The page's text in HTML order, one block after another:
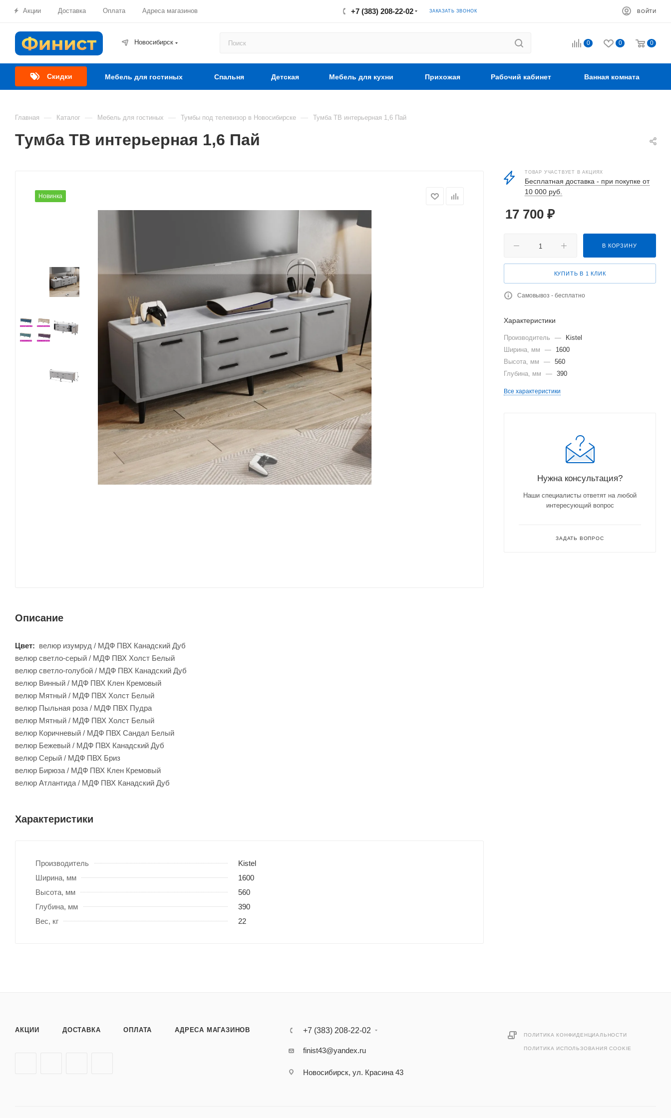
Акции Доставка Оплата Адреса магазинов +7 (383) 208-22-02 ЗАКАЗАТЬ ЗВОНОК ВОЙТИ
Новосибирск 0 0 0
Скидки Мебель для гостиных Спальня Детская Мебель для кухни Прихожая Рабочий кабинет Ванная комната
Главная — Каталог — Мебель для гостиных — Тумбы под телевизор в Новосибирске — Тумба ТВ интерьерная 1,6 Пай
Тумба ТВ интерьерная 1,6 Пай
Новинка
Описание
Цвет: велюр изумруд / МДФ ПВХ Канадский Дуб
велюр светло-серый / МДФ ПВХ Холст Белый
велюр светло-голубой / МДФ ПВХ Канадский Дуб
велюр Винный / МДФ ПВХ Клен Кремовый
велюр Мятный / МДФ ПВХ Холст Белый
велюр Пыльная роза / МДФ ПВХ Пудра
велюр Мятный / МДФ ПВХ Холст Белый
велюр Коричневый / МДФ ПВХ Сандал Белый
велюр Бежевый / МДФ ПВХ Канадский Дуб
велюр Серый / МДФ ПВХ Бриз
велюр Бирюза / МДФ ПВХ Клен Кремовый
велюр Атлантида / МДФ ПВХ Канадский Дуб
Характеристики
Производитель
Kistel
Ширина, мм
1600
Высота, мм
560
Глубина, мм
390
Вес, кг
22
ТОВАР УЧАСТВУЕТ В АКЦИЯХ
Бесплатная доставка - при покупке от
10 000 руб.
17 700 ₽
В КОРЗИНУ
КУПИТЬ В 1 КЛИК
Самовывоз - бесплатно
Характеристики
Производитель —
Kistel
Ширина, мм
—
1600
Высота, мм
— 560
Глубина, мм
— 390
Все характеристики
Нужна консультация?
Наши специалисты ответят на любой
интересующий вопрос
ЗАДАТЬ ВОПРОС
АКЦИИ ДОСТАВКА ОПЛАТА АДРЕСА МАГАЗИНОВ +7 (383) 208-22-02
finist43@yandex.ru
Новосибирск, ул. Красина 43
ПОЛИТИКА КОНФИДЕНЦИАЛЬНОСТИ
ПОЛИТИКА ИСПОЛЬЗОВАНИЯ COOKIE